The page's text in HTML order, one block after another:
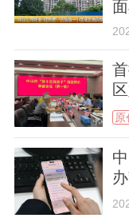
原